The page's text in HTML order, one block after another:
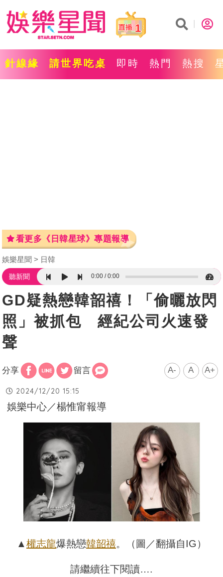
1
針線緣 請世界吃桌 即時 熱門 熱搜
看更多《日韓星球》專題報導
娛樂星聞 日韓
聽新聞 0:00 0:00
GD疑熱戀韓韶禧！「偷曬放閃
照」被抓包 經紀公司火速發
聲
分享 留言 A- A A+
2024/12/20 15:15
娛樂中心／楊惟甯報導
▲權志龍爆熱戀韓韶禧。（圖／翻攝自IG）
請繼續往下閱讀….